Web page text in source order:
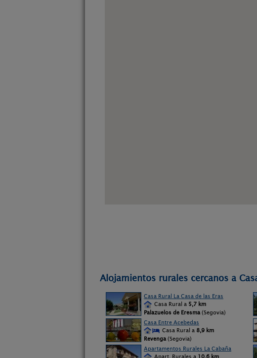
Alojamientos rurales cercanos a
Casa Rural La Casa de las Eras
Casa Rural a 5,7 km
Palazuelos de Eresma (Segovia)
Casa Entre Acebedas
Casa Rural a 8,9 km
Revenga (Segovia)
Apartamentos Rurales La Cabaña
Apart. Rurales a 10,6 km